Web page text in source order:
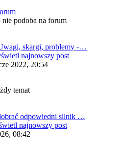
podoba na forum
skargi, problemy -…
najnowszy post
2022, 20:54
temat
odpowiedni silnik …
najnowszy post
08:42